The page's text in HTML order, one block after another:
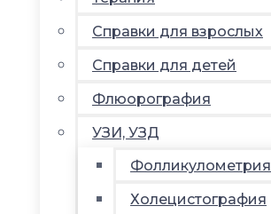
Справки для взрослых
Справки для детей
Флюорография
УЗИ, УЗД
Фолликулометрия
Холецистография